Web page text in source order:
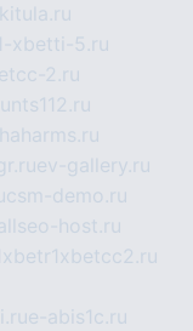
xbetti-5.ru
2.ru
ev-gallery.ru
csm-demo.ru
host.ru
e-abis1c.ru